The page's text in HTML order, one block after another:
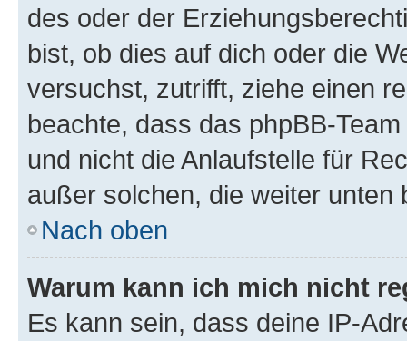
des oder der
bist, ob dies auf dich oder die
versuchst, zutrifft, ziehe einen
beachte, dass das phpBB-
und nicht die Anlaufstelle für
außer solchen, die weiter unten
Nach oben
Warum kann ich mich nicht
Es kann sein, dass deine IP-